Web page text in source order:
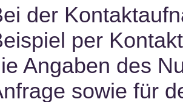
der
per
Angaben des
sowie für